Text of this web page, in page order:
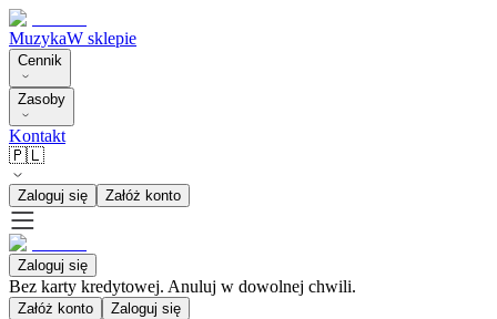
MuzykaW sklepie
Cennik
Zasoby
Kontakt
🇵🇱
Zaloguj się Załóż konto
Zaloguj się
Bez karty kredytowej. Anuluj w dowolnej chwili.
Załóż konto Zaloguj się